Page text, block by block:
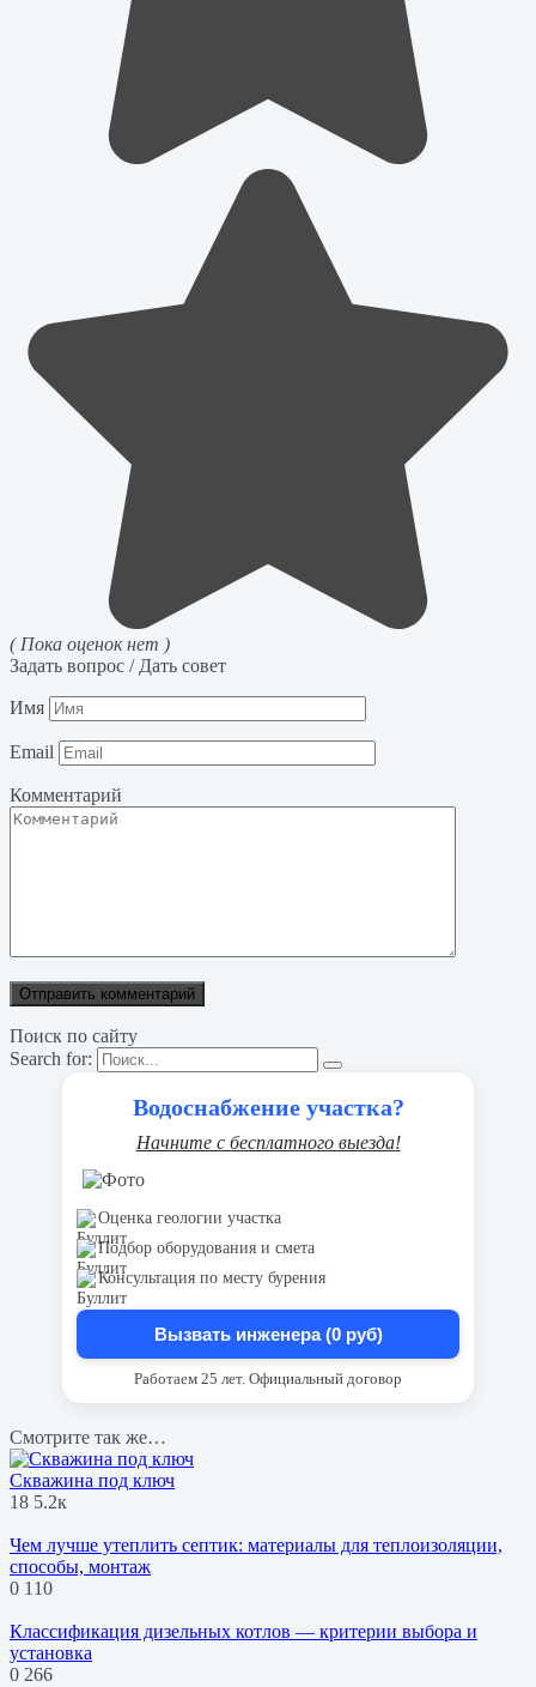
( Пока оценок нет )
Задать вопрос / Дать совет
Имя
Email
Комментарий
Поиск по сайту
Search for:
Водоснабжение участка?
Начните с бесплатного выезда!
Оценка геологии участка
Подбор оборудования и смета
Консультация по месту бурения
Вызвать инженера (0 руб)
Работаем 25 лет. Официальный договор
Смотрите так же…
Скважина под ключ
18 5.2к
Чем лучше утеплить септик: материалы для теплоизоляции,
способы, монтаж
0 110
Классификация дизельных котлов — критерии выбора и
установка
0 266